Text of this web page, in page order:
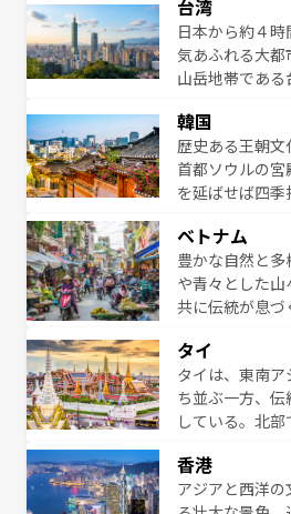
豊かで、美味し
ング、ハイキ
台湾
日本から約４
気あふれる大
山岳地帯であ
から高級料理、
える。 な
韓国
歴史ある王朝文
首都ソウルの
を延ばせば四
能できる。あた
ベトナム
豊かな自然と
や青々とした
共に伝統が息
まないベトナム
地で味わいた
い。
タイ
タイは、東南
ち並ぶ一方、
している。北
ら高級レストラ
っている。親
香港
アジアと西洋